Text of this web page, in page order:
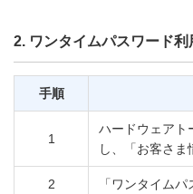
2. ワンタイムパスワード利
手順
1
ハードウェアト
し、「お客さ
2 「ワンタイム